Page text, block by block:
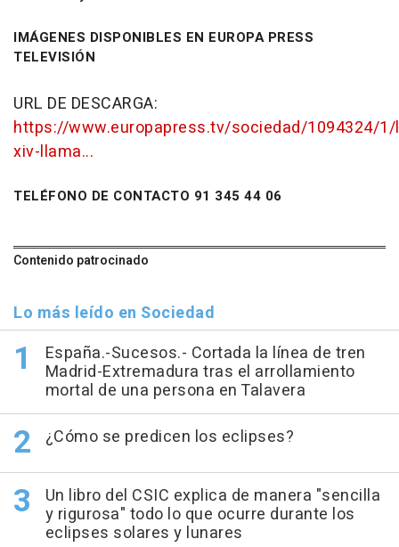
IMÁGENES DISPONIBLES EN EUROPA PRESS
TELEVISIÓN
URL DE DESCARGA:
https://www.europapress.tv/sociedad/1094324/
xiv-llama...
TELÉFONO DE CONTACTO 91 345 44 06
Contenido patrocinado
Lo más leído en Sociedad
España.-Sucesos.- Cortada la línea de tren
Madrid-Extremadura tras el arrollamiento
mortal de una persona en Talavera
¿Cómo se predicen los eclipses?
Un libro del CSIC explica de manera "sencilla
y rigurosa" todo lo que ocurre durante los
eclipses solares y lunares